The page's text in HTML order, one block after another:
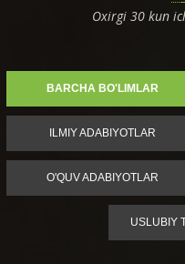
Oxirgi 30 kun
BARCHA BO'LIMLAR
ILMIY ADABIYOTLAR
O'QUV ADABIYOTLAR
USLUBIY